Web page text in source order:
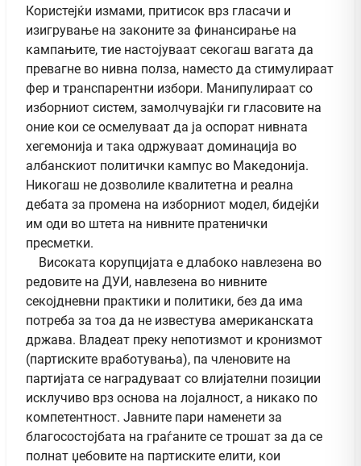
Користејќи измами, притисок врз гласачи и
изигрување на законите за финансирање на
кампањите, тие настојуваат секогаш вагата да
превагне во нивна полза, наместо да стимулираат
фер и транспарентни избори. Манипулираат со
изборниот систем, замолчувајќи ги гласовите на
оние кои се осмелуваат да ја оспорат нивната
хегемонија и така одржуваат доминација во
албанскиот политички кампус во Македонија.
Никогаш не дозволиле квалитетна и реална
дебата за промена на изборниот модел, бидејќи
им оди во штета на нивните пратенички
пресметки.
Високата корупцијата е длабоко навлезена во
редовите на ДУИ, навлезена во нивните
секојдневни практики и политики, без да има
потреба за тоа да не известува американската
држава. Владеат преку непотизмот и кронизмот
(партиските вработувања), па членовите на
партијата се наградуваат со влијателни позиции
исклучиво врз основа на лојалност, а никако по
компетентност. Јавните пари наменети за
благосостојбата на граѓаните се трошат за да се
полнат џебовите на партиските елити, кои